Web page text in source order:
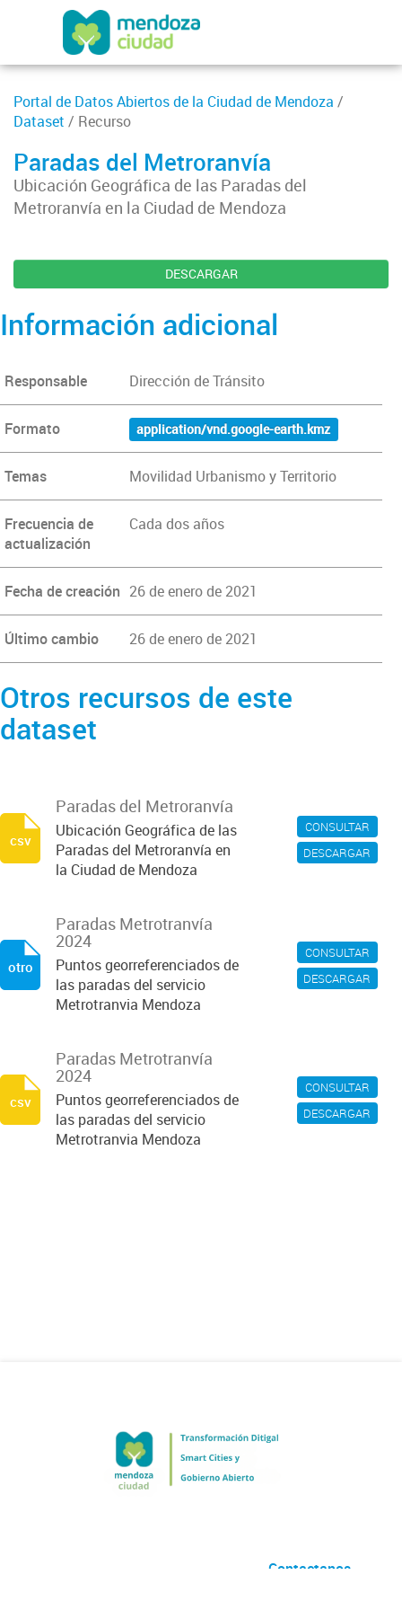
Portal de Datos Abiertos de la Ciudad de Mendoza /
Dataset / Recurso
Paradas del Metroranvía
Ubicación Geográfica de las Paradas del
Metroranvía en la Ciudad de Mendoza
DESCARGAR
Información adicional
Responsable Dirección de Tránsito
Formato application/vnd.google-earth.kmz
Temas Movilidad Urbanismo y Territorio
Frecuencia de
actualización
Cada dos años
Fecha de creación 26 de enero de 2021
Último cambio 26 de enero de 2021
Otros recursos de este
dataset
CONSULTAR
DESCARGAR
Paradas del Metroranvía
Ubicación Geográfica de las
Paradas del Metroranvía en
la Ciudad de Mendoza
csv
CONSULTAR
DESCARGAR
Paradas Metrotranvía
2024
Puntos georreferenciados de
las paradas del servicio
Metrotranvia Mendoza
otro
CONSULTAR
DESCARGAR
Paradas Metrotranvía
2024
Puntos georreferenciados de
las paradas del servicio
Metrotranvia Mendoza
csv
Contactanos